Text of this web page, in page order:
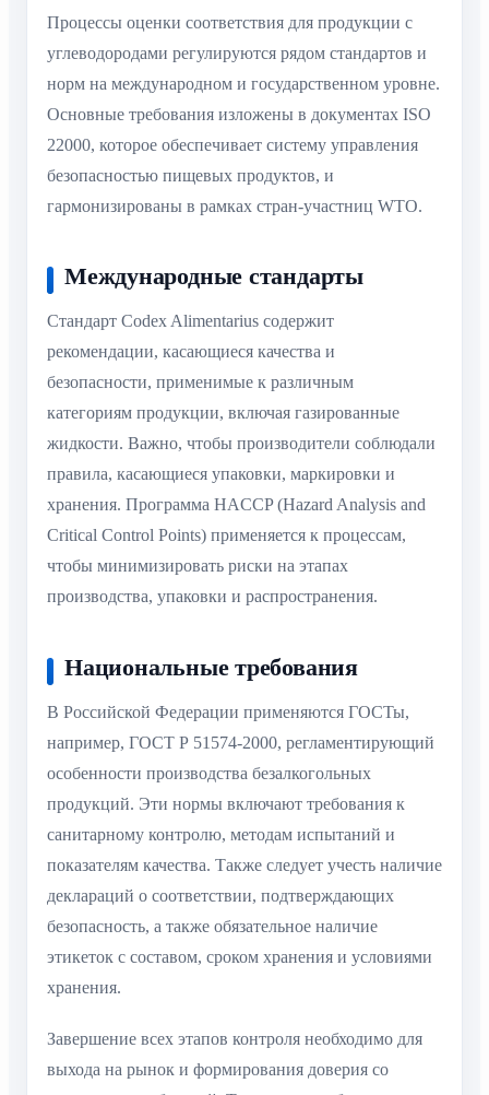
Процессы оценки соответствия для продукции с
углеводородами регулируются рядом стандартов и
норм на международном и государственном уровне.
Основные требования изложены в документах ISO
22000, которое обеспечивает систему управления
безопасностью пищевых продуктов, и
гармонизированы в рамках стран-участниц WTO.
Международные стандарты
Стандарт Codex Alimentarius содержит
рекомендации, касающиеся качества и
безопасности, применимые к различным
категориям продукции, включая газированные
жидкости. Важно, чтобы производители соблюдали
правила, касающиеся упаковки, маркировки и
хранения. Программа HACCP (Hazard Analysis and
Critical Control Points) применяется к процессам,
чтобы минимизировать риски на этапах
производства, упаковки и распространения.
Национальные требования
В Российской Федерации применяются ГОСТы,
например, ГОСТ Р 51574-2000, регламентирующий
особенности производства безалкогольных
продукций. Эти нормы включают требования к
санитарному контролю, методам испытаний и
показателям качества. Также следует учесть наличие
деклараций о соответствии, подтверждающих
безопасность, а также обязательное наличие
этикеток с составом, сроком хранения и условиями
хранения.
Завершение всех этапов контроля необходимо для
выхода на рынок и формирования доверия со